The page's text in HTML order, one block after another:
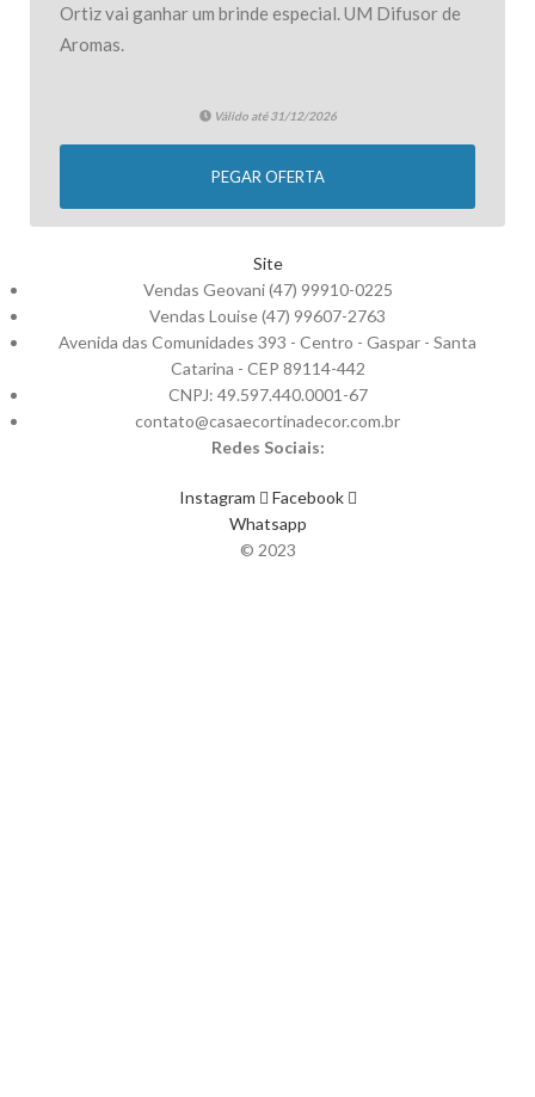
Ortiz vai ganhar um brinde especial. UM Difusor de
Aromas.
Válido até 31/12/2026
PEGAR OFERTA
Site
Vendas Geovani (47) 99910-0225
Vendas Louise (47) 99607-2763
Avenida das Comunidades 393 - Centro - Gaspar - Santa
Catarina - CEP 89114-442
CNPJ: 49.597.440.0001-67
contato@casaecortinadecor.com.br
Redes Sociais:
Instagram
Facebook
Whatsapp
© 2023